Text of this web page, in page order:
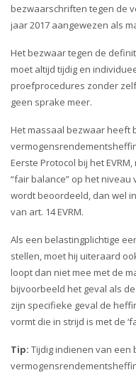
bezwaarschriften tegen de
jaar 2017 aangewezen als
Het bezwaar tegen de
moet altijd tijdig en
proefprocedures zonder
geen sprake meer.
Het massaal bezwaar heeft
Eerste Protocol bij het
“fair balance” op het
wordt beoordeeld, dan wel
van art. 14 EVRM.
Als een belastingplichtige
stellen, moet hij uiteraard
loopt dan niet mee met de
bijvoorbeeld het geval als
zijn specifieke geval de
vormt die in strijd is met de
Tip: Tijdig indienen van een